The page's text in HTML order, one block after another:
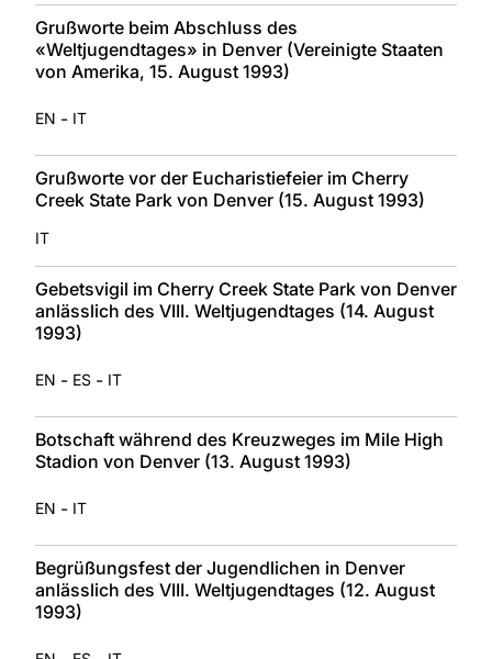
Grußworte beim Abschluss des
«Weltjugendtages» in Denver (Vereinigte Staaten
von Amerika, 15. August 1993)
EN - IT
Grußworte vor der Eucharistiefeier im Cherry
Creek State Park von Denver (15. August 1993)
IT
Gebetsvigil im Cherry Creek State Park von Denver
anlässlich des VIII. Weltjugendtages (14. August
1993)
EN - ES - IT
Botschaft während des Kreuzweges im Mile High
Stadion von Denver (13. August 1993)
EN - IT
Begrüßungsfest der Jugendlichen in Denver
anlässlich des VIII. Weltjugendtages (12. August
1993)